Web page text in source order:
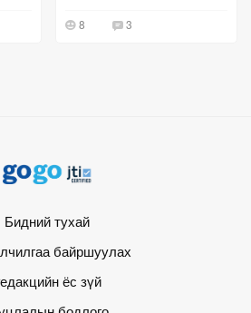
8 3
Бидний тухай
байршуулах
ёс зүй